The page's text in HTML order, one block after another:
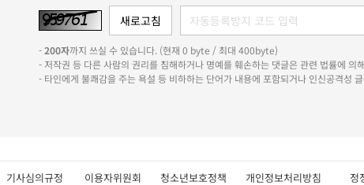
-200자까지 쓰실 수 있습니다. (현재 0 byte / 최대 400byte)
- 저작권 등 다른 사람의 권리를 침해하거나 명예를 훼손하는 댓글은 관련 법률에 의
- 타인에게 불쾌감을 주는 욕설 등 비하하는 단어가 내용에 포함되거나 인신공격성
기사심의규정 이용자위원회 청소년보호정책 개인정보처리방침 정